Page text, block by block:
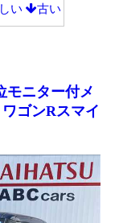
い 古い
モニター付メ
ゴンRスマイ